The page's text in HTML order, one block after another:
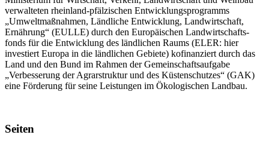
verwal­teten rhein­land-pfälzischen Entwick­lungs­programms
„Umwelt­maßnahmen, Länd­liche Entwick­lung, Landwirt­schaft,
Ernährung“ (EULLE) durch den Euro­päischen Land­wirtschafts­
fonds für die Entwick­lung des länd­lichen Raums (ELER: hier
investiert Europa in die ländlichen Gebiete) kofinanziert durch das
Land und den Bund im Rahmen der Gemein­schafts­aufgabe
„Verbes­serung der Agrar­struktur und des Küsten­schutzes“ (GAK)
eine Förderung für seine Leis­tungen im Ökolo­gischen Landbau.
Seiten